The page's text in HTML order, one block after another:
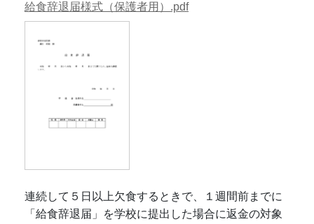
給食辞退届様式（保護者用）.pdf
連続して５日以上欠食するときで、１週間前までに
「給食辞退届」を学校に提出した場合に返金の対象